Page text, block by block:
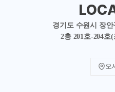
경기도 수원시 장안
2층 201호-204호
오